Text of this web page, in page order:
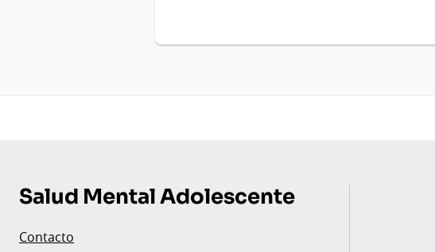
de
página
Salud Mental Adolescente
Contacto